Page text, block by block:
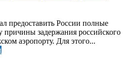
предоставить России полные
причины задержания российского
аэропорту. Для этого...